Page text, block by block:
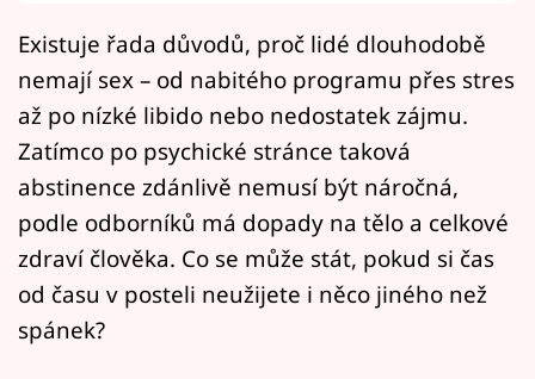
Mámy sobě
Přihlášení
Sledujte nás
Existuje řada důvodů, proč lidé dlouhodobě
nemají sex – od nabitého programu přes stres
až po nízké libido nebo nedostatek zájmu.
Zatímco po psychické stránce taková
abstinence zdánlivě nemusí být náročná,
podle odborníků má dopady na tělo a celkové
zdraví člověka. Co se může stát, pokud si čas
od času v posteli neužijete i něco jiného než
spánek?